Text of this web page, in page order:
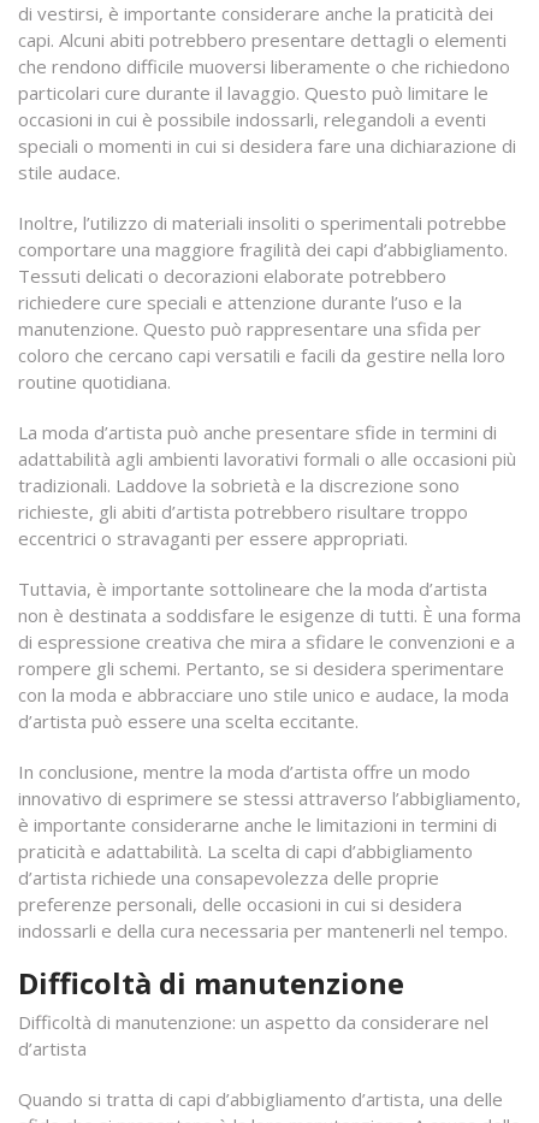
di vestirsi, è importante considerare anche la praticità dei
capi. Alcuni abiti potrebbero presentare dettagli o elementi
che rendono difficile muoversi liberamente o che richiedono
particolari cure durante il lavaggio. Questo può limitare le
occasioni in cui è possibile indossarli, relegandoli a eventi
speciali o momenti in cui si desidera fare una dichiarazione di
stile audace.
Inoltre, l’utilizzo di materiali insoliti o sperimentali potrebbe
comportare una maggiore fragilità dei capi d’abbigliamento.
Tessuti delicati o decorazioni elaborate potrebbero
richiedere cure speciali e attenzione durante l’uso e la
manutenzione. Questo può rappresentare una sfida per
coloro che cercano capi versatili e facili da gestire nella loro
routine quotidiana.
La moda d’artista può anche presentare sfide in termini di
adattabilità agli ambienti lavorativi formali o alle occasioni più
tradizionali. Laddove la sobrietà e la discrezione sono
richieste, gli abiti d’artista potrebbero risultare troppo
eccentrici o stravaganti per essere appropriati.
Tuttavia, è importante sottolineare che la moda d’artista
non è destinata a soddisfare le esigenze di tutti. È una forma
di espressione creativa che mira a sfidare le convenzioni e a
rompere gli schemi. Pertanto, se si desidera sperimentare
con la moda e abbracciare uno stile unico e audace, la moda
d’artista può essere una scelta eccitante.
In conclusione, mentre la moda d’artista offre un modo
innovativo di esprimere se stessi attraverso l’abbigliamento,
è importante considerarne anche le limitazioni in termini di
praticità e adattabilità. La scelta di capi d’abbigliamento
d’artista richiede una consapevolezza delle proprie
preferenze personali, delle occasioni in cui si desidera
indossarli e della cura necessaria per mantenerli nel tempo.
Difficoltà di manutenzione
Difficoltà di manutenzione: un aspetto da considerare nel
d’artista
Quando si tratta di capi d’abbigliamento d’artista, una delle